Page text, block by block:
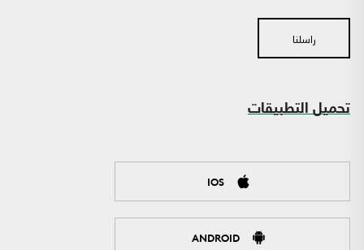
راسلنا
تحميل التطبيقات
IOS
ANDROID